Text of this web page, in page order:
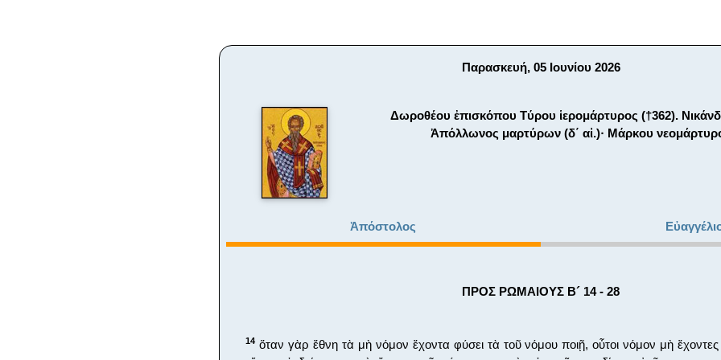
Παρασκευή, 05 Ιουνίου 2026
Δωροθέου ἐπισκόπου Τύρου ἱερομάρτυρος (†362).
Ἀπόλλωνος μαρτύρων (δ΄ αἰ.)· Μάρκου
Ἀπόστολος
ΠΡΟΣ ΡΩΜΑΙΟΥΣ Β´ 14 - 28
14 ὅταν γὰρ ἔθνη τὰ μὴ νόμον ἔχοντα φύσει τὰ τοῦ νόμου ποιῇ, οὗτοι νόμον μὴ ἔχοντες